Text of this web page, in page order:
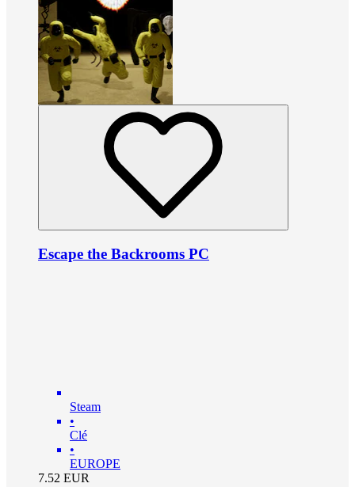
Escape the Backrooms PC
Steam
•
Clé
•
EUROPE
7.52 EUR